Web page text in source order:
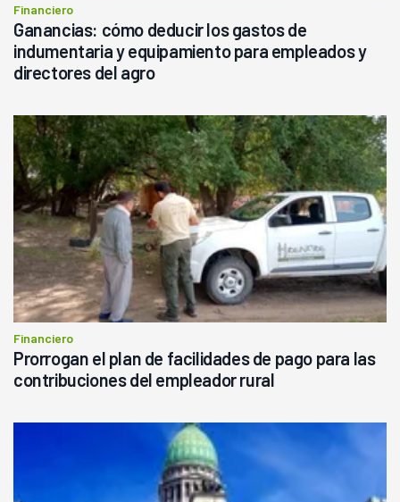
Financiero
Ganancias: cómo deducir los gastos de
indumentaria y equipamiento para empleados y
directores del agro
Financiero
Prorrogan el plan de facilidades de pago para las
contribuciones del empleador rural